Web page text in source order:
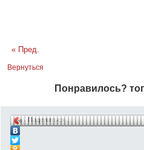
« Пред.
Вернуться
Понравилось?
Поделиться…